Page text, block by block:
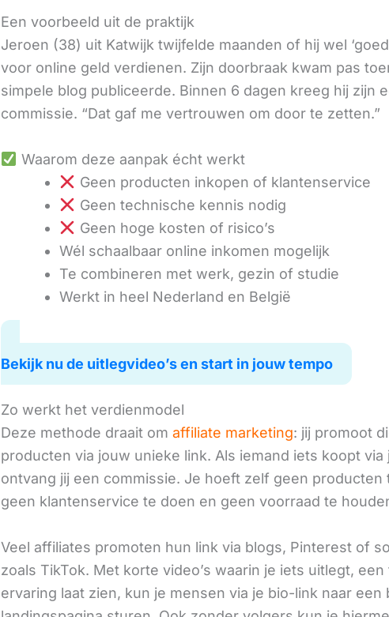
Een voorbeeld uit de praktijk
Jeroen (38) uit Katwijk twijfelde maanden of hij wel
voor online geld verdienen. Zijn doorbraak kwam pas
simpele blog publiceerde. Binnen 6 dagen kreeg hij zijn
commissie. “Dat gaf me vertrouwen om door te zetten.”
Waarom deze aanpak écht werkt
Geen producten inkopen of klantenservice
Geen technische kennis nodig
Geen hoge kosten of risico’s
Wél schaalbaar online inkomen mogelijk
Te combineren met werk, gezin of studie
Werkt in heel Nederland en België
Bekijk nu de uitlegvideo’s en start in jouw tempo
Zo werkt het verdienmodel
Deze methode draait om affiliate marketing: jij promoot
producten via jouw unieke link. Als iemand iets koopt via
ontvang jij een commissie. Je hoeft zelf geen producten
geen klantenservice te doen en geen voorraad te
Veel affiliates promoten hun link via blogs, Pinterest of
zoals TikTok. Met korte video’s waarin je iets uitlegt,
ervaring laat zien, kun je mensen via je bio-link naar een